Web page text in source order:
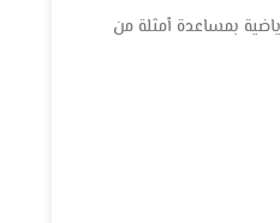
بمساعدة أمثلة من